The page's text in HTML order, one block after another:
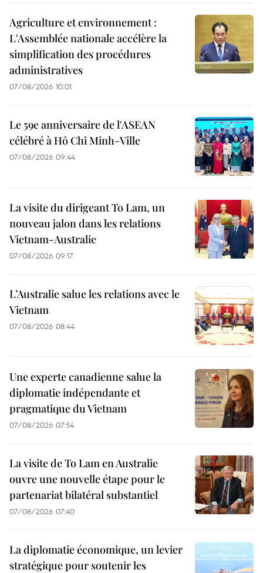
Agriculture et environnement :
L'Assemblée nationale accélère la
simplification des procédures
administratives
07/08/2026 10:01
Le 59e anniversaire de l'ASEAN
célébré à Hô Chi Minh-Ville
07/08/2026 09:44
La visite du dirigeant To Lam, un
nouveau jalon dans les relations
Vietnam-Australie
07/08/2026 09:17
L’Australie salue les relations avec le
Vietnam
07/08/2026 08:44
Une experte canadienne salue la
diplomatie indépendante et
pragmatique du Vietnam
07/08/2026 07:54
La visite de To Lam en Australie
ouvre une nouvelle étape pour le
partenariat bilatéral substantiel
07/08/2026 07:40
La diplomatie économique, un levier
stratégique pour soutenir les